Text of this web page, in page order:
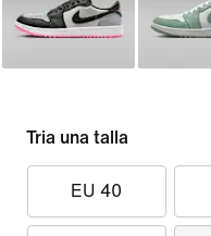
Tria una talla
EU 40